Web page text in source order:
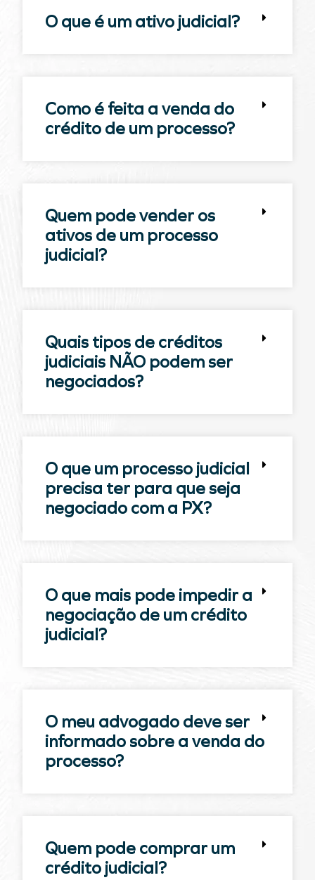
O que é um ativo judicial?
Como é feita a venda do
crédito de um processo?
Quem pode vender os
ativos de um processo
judicial?
Quais tipos de créditos
judiciais NÃO podem ser
negociados?
O que um processo judicial
precisa ter para que seja
negociado com a PX?
O que mais pode impedir a
negociação de um crédito
judicial?
O meu advogado deve ser
informado sobre a venda do
processo?
Quem pode comprar um
crédito judicial?